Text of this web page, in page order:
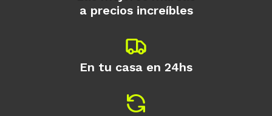
a precios increíbles
En tu casa en 24hs